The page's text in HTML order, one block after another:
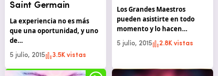
Saint Germain
La experiencia no es más
que una oportunidad, y uno
de…
5 julio, 2015 3.5K vistas
Los Grandes Maestros
pueden asistirte en todo
momento y lo hacen…
5 julio, 2015 2.8K vistas